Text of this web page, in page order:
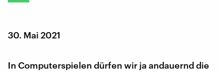
30. Mai 2021
In Computerspielen dürfen wir ja andauernd die